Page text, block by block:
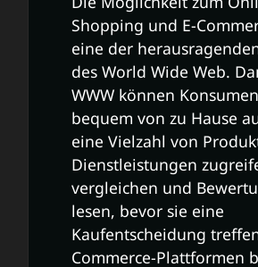
Shopping und E-
eine der
des World Wide Web.
WWW können
bequem von zu Hause
eine Vielzahl von
Dienstleistungen
vergleichen und
lesen, bevor sie eine
Kaufentscheidung
Commerce-Plattformen